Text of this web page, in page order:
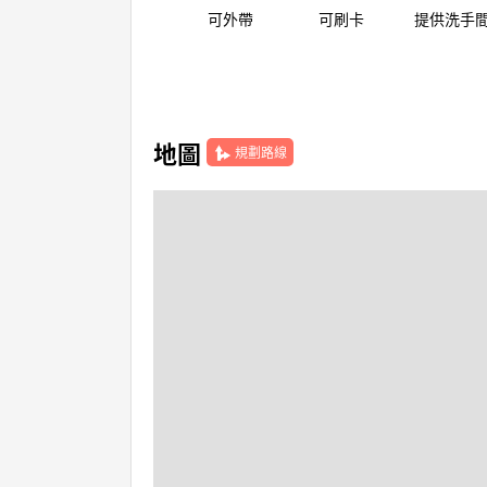
可外帶 可刷卡 提供洗手
地圖 規劃路線